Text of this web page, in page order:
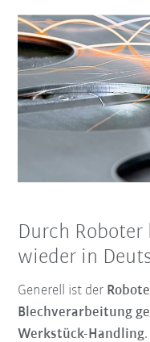
Durch
wieder in
Generell ist der
Blechverarbeitung
Werkstück-Handling